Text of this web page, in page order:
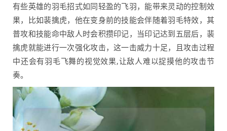
有些英雄的羽毛招式如同轻盈的飞羽，能带来灵动的控制效
果，比如裴擒虎，他在变身前的技能会伴随着羽毛特效，其
普攻和技能命中敌人时会积攒印记，当印记达到五层后，裴
擒虎就能进行一次强化攻击，这一击威力十足，且攻击过程
中还会有羽毛飞舞的视觉效果,让敌人难以捉摸他的攻击节
奏。